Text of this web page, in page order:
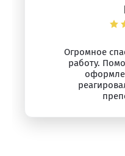
Огромное
работу.